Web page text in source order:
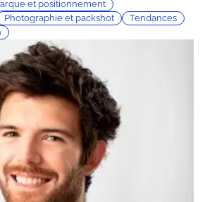
et positionnement
Photographie et packshot
Tendances